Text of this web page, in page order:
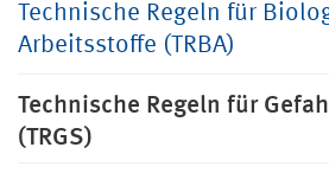
Technische Regeln für
Arbeitsstoffe (TRBA)
Technische Regeln für
(TRGS)